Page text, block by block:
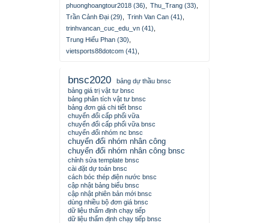
phuonghoangtour2018 (36)
Thu_Trang (33)
Trần Cảnh Đại (29)
Trinh Van Can (41)
trinhvancan_cuc_edu_vn (41)
Trung Hiếu Phan (30)
vietsports88dotcom (41)
bnsc2020
bảng dự thầu bnsc
bảng giá trị vật tư bnsc
bảng phân tích vật tư bnsc
bảng đơn giá chi tiết bnsc
chuyển đổi cấp phối vữa
chuyển đổi cấp phối vữa bnsc
chuyển đổi nhóm nc bnsc
chuyển đổi nhóm nhân công
chuyển đổi nhóm nhân công bnsc
chỉnh sửa template bnsc
cài đặt dự toán bnsc
cách bóc thép điện nước bnsc
cập nhật bảng biểu bnsc
cập nhật phiên bản mới bnsc
dùng nhiều bộ đơn giá bnsc
dữ liệu thẩm định chạy tiếp
dữ liệu thẩm định chạy tiếp bnsc